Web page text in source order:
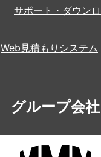
サポート・ダウン
Web見積もりシステム
グループ会社